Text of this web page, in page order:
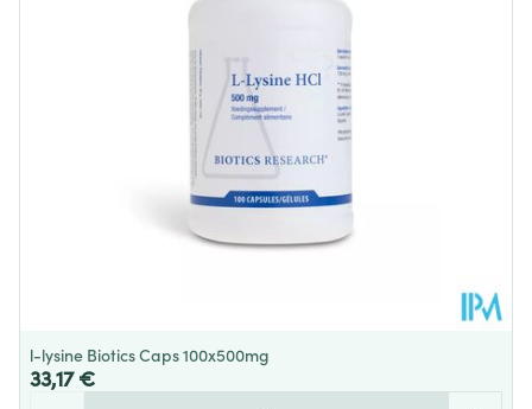
Sans gluten, Sans lactose,
Végétalien
Température ambiante (15°C -
25°C)
l-lysine Biotics Caps 100x500mg
33,17 €